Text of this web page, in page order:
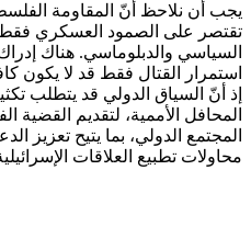
تقتصر على الصمود العسكري
السياسي والدبلوماسي. هناك
استمرار القتال فقط قد لا يكون
إذ أنّ السياق الدولي قد يتطلب
المحافل الأممية، لتقديم
المجتمع الدولي، بما يتيح تعزيز
محاولات تطبيع العلاقات